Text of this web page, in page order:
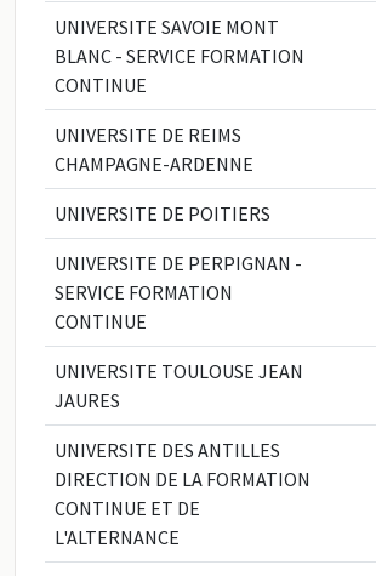
UNIVERSITE SAVOIE MONT
BLANC - SERVICE FORMATION
CONTINUE
UNIVERSITE DE REIMS
CHAMPAGNE-ARDENNE
UNIVERSITE DE POITIERS
UNIVERSITE DE PERPIGNAN -
SERVICE FORMATION
CONTINUE
UNIVERSITE TOULOUSE JEAN
JAURES
UNIVERSITE DES ANTILLES
DIRECTION DE LA FORMATION
CONTINUE ET DE
L'ALTERNANCE